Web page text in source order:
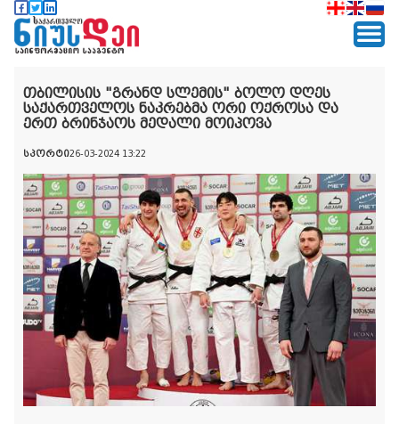
თბილისის "გრანდ სლემის" ბოლო დღეს
საქართველოს ნაკრებმა ორი ოქროსა და
ერთ ბრინჯაოს მედალი მოიპოვა
სპორტი26-03-2024 13:22